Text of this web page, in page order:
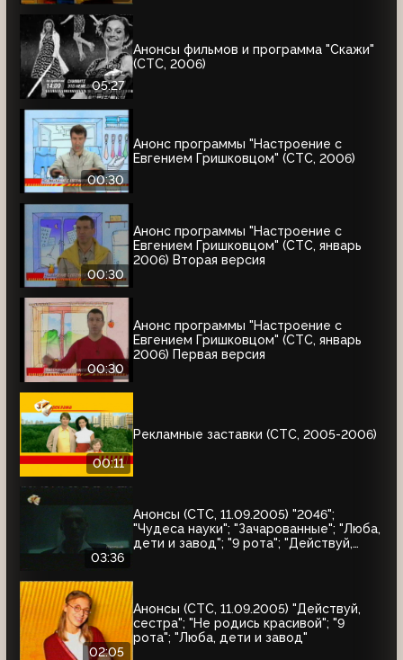
05:27
Анонсы фильмов и программа "Скажи"
(СТС, 2006)
00:30
Анонс программы "Настроение с
Евгением Гришковцом" (СТС, 2006)
00:30
Анонс программы "Настроение с
Евгением Гришковцом" (СТС, январь
2006) Вторая версия
00:30
Анонс программы "Настроение с
Евгением Гришковцом" (СТС, январь
2006) Первая версия
00:11
Рекламные заставки (СТС, 2005-2006)
03:36
Анонсы (СТС, 11.09.2005) "2046";
"Чудеса науки"; "Зачарованные"; "Люба,
дети и завод"; "9 рота"; "Действуй,
02:05
Анонсы (СТС, 11.09.2005) "Действуй,
сестра"; "Не родись красивой"; "9
рота"; "Люба, дети и завод"